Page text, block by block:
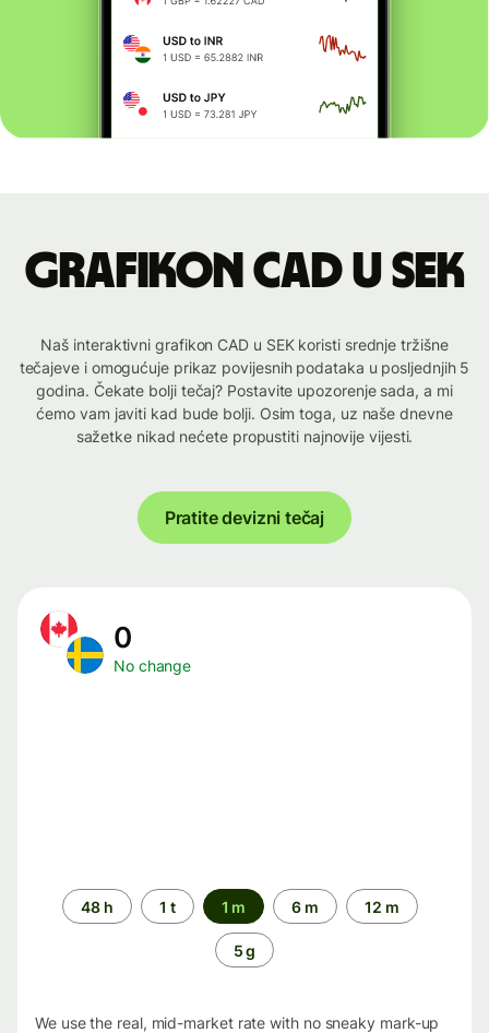
Grafikon CAD u SEK
Naš interaktivni grafikon CAD u SEK koristi srednje tržišne
tečajeve i omogućuje prikaz povijesnih podataka u posljednjih 5
godina. Čekate bolji tečaj? Postavite upozorenje sada, a mi
ćemo vam javiti kad bude bolji. Osim toga, uz naše dnevne
sažetke nikad nećete propustiti najnovije vijesti.
Pratite devizni tečaj
0
No change
Time
period
48 h 1 t 1 m 6 m 12 m
5 g
We use the real, mid-market rate with no sneaky mark-up